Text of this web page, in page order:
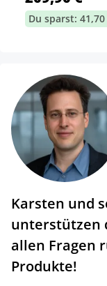
Du sparst: 41,70
Karsten und
unterstützen
allen Fragen
Produkte!